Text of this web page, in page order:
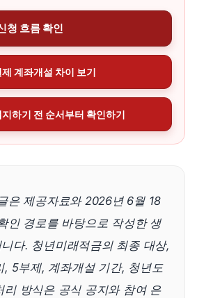
청 흐름 확인
계좌개설 차이 보기
하기 전 순서부터 확인하기
은 제공자료와 2026년 6월 18
인 경로를 바탕으로 작성한 생
다. 청년미래적금의 최종 대상,
, 5부제, 계좌개설 기간, 청년도
리 방식은 공식 공지와 참여 은